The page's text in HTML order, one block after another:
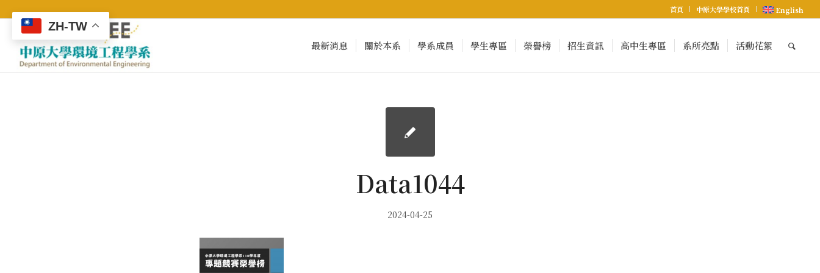
首頁 中原大學學校首頁 English
最新消息 關於本系 學系成員 學生專區 榮譽榜 招生資訊 高中生專區 系所亮點 活動花絮
Data1044
2024-04-25
ZH-TW